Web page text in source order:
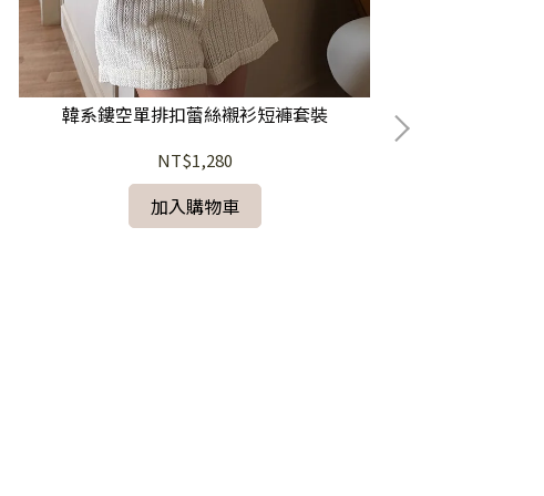
韓系鏤空單排扣蕾絲襯衫短褲套裝
NT$1,280
加入購物車